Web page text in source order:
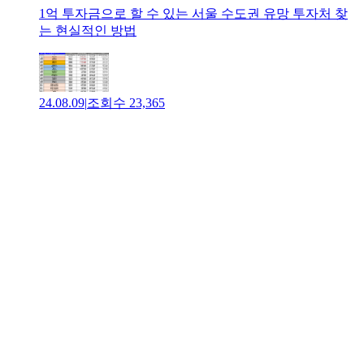
1억 투자금으로 할 수 있는 서울 수도권 유망 투자처 찾
는 현실적인 방법
24.08.09|조회수 23,365